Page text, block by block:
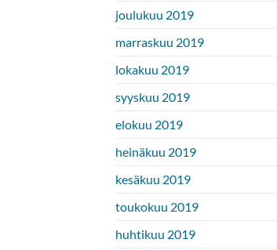
joulukuu 2019
marraskuu 2019
lokakuu 2019
syyskuu 2019
elokuu 2019
heinäkuu 2019
kesäkuu 2019
toukokuu 2019
huhtikuu 2019